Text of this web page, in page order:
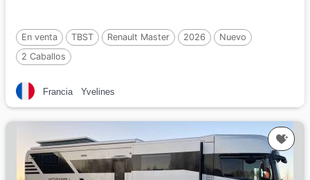
En venta TBST Renault Master 2026
Nuevo
2 Caballos
Francia Yvelines